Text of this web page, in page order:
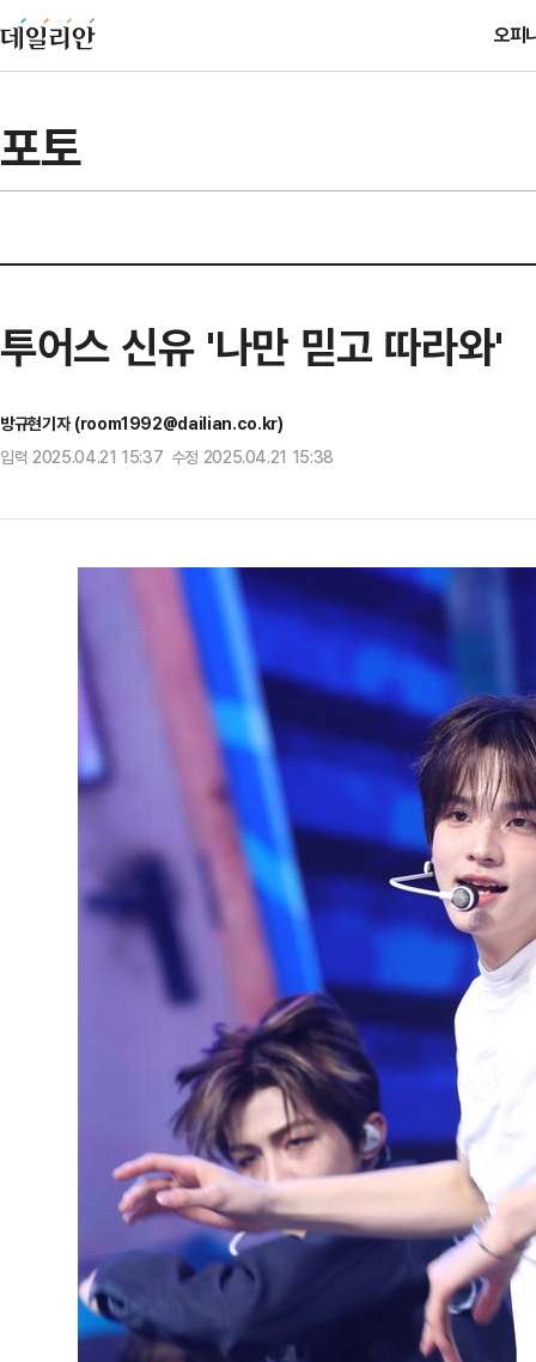
오피
포토
투어스 신유 '나만 믿고 따라와'
방규현기자 (room1992@dailian.co.kr)
입력 2025.04.21 15:37 수정 2025.04.21 15:38